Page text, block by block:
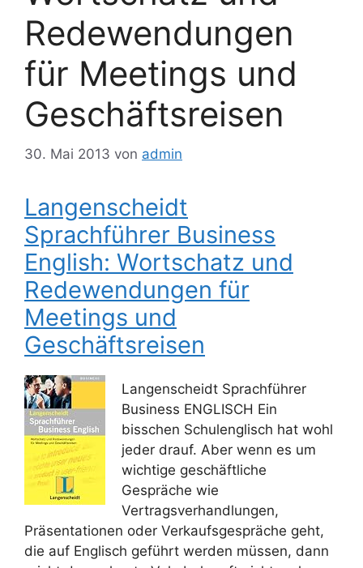
Redewendungen
für Meetings und
Geschäftsreisen
30. Mai 2013 von admin
Langenscheidt
Sprachführer Business
English: Wortschatz und
Redewendungen für
Meetings und
Geschäftsreisen
Langenscheidt Sprachführer
Business ENGLISCH Ein
bisschen Schulenglisch hat wohl
jeder drauf. Aber wenn es um
wichtige geschäftliche
Gespräche wie
Vertragsverhandlungen,
Präsentationen oder Verkaufsgespräche geht,
die auf Englisch geführt werden müssen, dann